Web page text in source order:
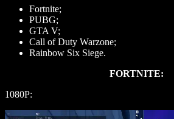
Fortnite;
PUBG;
GTA V;
Call of Duty Warzone;
Rainbow Six Siege.
FORTNITE:
1080P: